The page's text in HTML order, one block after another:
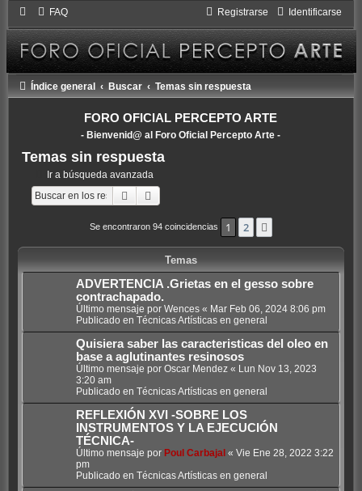
FAQ Identificarse
Registrarse
Índice general Buscar Temas sin respuesta
FORO OFICIAL PERCEPTO ARTE
- Bienvenid@ al Foro Oficial Percepto Arte -
Temas sin respuesta
Ir a búsqueda avanzada
Buscar
Se encontraron 94 coincidencias 1 2
Temas
ADVERTENCIA .Grietas en el gesso sobre
contrachapado.
Último mensaje por Wences« Mar Feb 06, 2024 8:06 pm
Publicado en Técnicas Artísticas en general
Quisiera saber las caracteristicas del oleo en
base a aglutinantes resinosos
Último mensaje por Oscar Mendez« Lun Nov 13, 2023
3:20 am
Publicado en Técnicas Artísticas en general
REFLEXIÓN XVI -SOBRE LOS
INSTRUMENTOS Y LA EJECUCIÓN
TÉCNICA-
Último mensaje por Poul Carbajal« Vie Ene 28, 2022 3:22
pm
Publicado en Técnicas Artísticas en general